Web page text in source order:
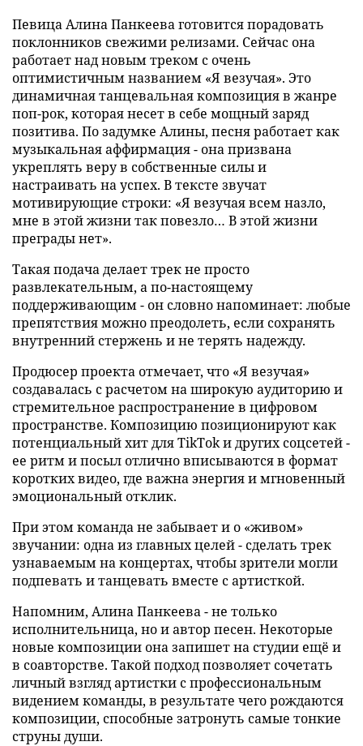
Певица Алина Панкеева готовится порадовать
поклонников свежими релизами. Сейчас она
работает над новым треком с очень
оптимистичным названием «Я везучая». Это
динамичная танцевальная композиция в жанре
поп-рок, которая несет в себе мощный заряд
позитива. По задумке Алины, песня работает как
музыкальная аффирмация - она призвана
укреплять веру в собственные силы и
настраивать на успех. В тексте звучат
мотивирующие строки: «Я везучая всем назло,
мне в этой жизни так повезло… В этой жизни
преграды нет».
Такая подача делает трек не просто
развлекательным, а по-настоящему
поддерживающим - он словно напоминает: любые
препятствия можно преодолеть, если сохранять
внутренний стержень и не терять надежду.
Продюсер проекта отмечает, что «Я везучая»
создавалась с расчетом на широкую аудиторию и
стремительное распространение в цифровом
пространстве. Композицию позиционируют как
потенциальный хит для TikTok и других соцсетей -
ее ритм и посыл отлично вписываются в формат
коротких видео, где важна энергия и мгновенный
эмоциональный отклик.
При этом команда не забывает и о «живом»
звучании: одна из главных целей - сделать трек
узнаваемым на концертах, чтобы зрители могли
подпевать и танцевать вместе с артисткой.
Напомним, Алина Панкеева - не только
исполнительница, но и автор песен. Некоторые
новые композиции она запишет на студии ещё и
в соавторстве. Такой подход позволяет сочетать
личный взгляд артистки с профессиональным
видением команды, в результате чего рождаются
композиции, способные затронуть самые тонкие
струны души.